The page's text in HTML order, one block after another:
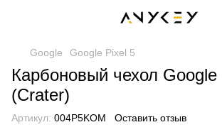
Google Google Pixel 5
Карбоновый чехол Google
(Crater)
Артикул: 004P5KOM Оставить отзыв